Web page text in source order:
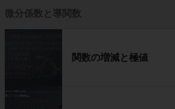
微分係数と導関数
関数の増減と極値